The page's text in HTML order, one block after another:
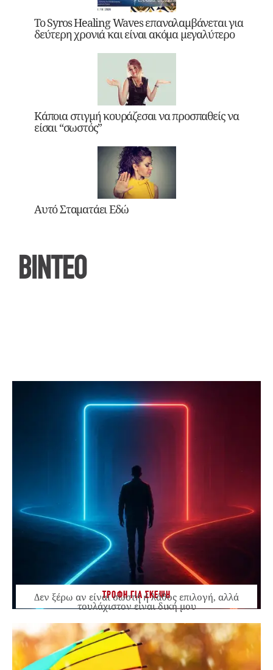
Το Syros Healing Waves επαναλαμβάνεται για
δεύτερη χρονιά και είναι ακόμα μεγαλύτερο
Κάποια στιγμή κουράζεσαι να προσπαθείς να
είσαι “σωστός”
Αυτό Σταματάει Εδώ
ΒΙΝΤΕΟ
ΤΡΟΦΗ ΓΙΑ ΣΚΕΨΗ
Δεν ξέρω αν είναι σωστή ή λάθος επιλογή, αλλά
τουλάχιστον είναι δική μου